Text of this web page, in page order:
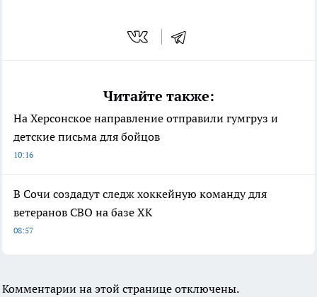
Читайте также:
На Херсонское направление отправили гумгруз и
детские письма для бойцов
10:16
В Сочи создадут следж хоккейную команду для
ветеранов СВО на базе ХК
08:57
Комментарии на этой странице отключены.